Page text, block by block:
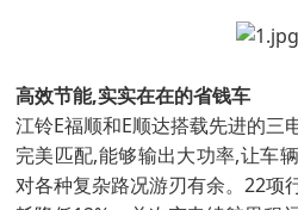
高效节能,实实在在的省钱车
江铃E福顺和E顺达搭载先进的三
完美匹配,能够输出大功率,让车
对各种复杂路况游刃有余。22项